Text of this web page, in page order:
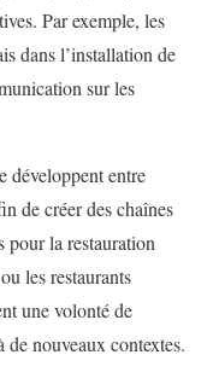
Par exemple, les
dans l’installation de
sur les
développent entre
de créer des chaînes
pour la restauration
les restaurants
une volonté de
de nouveaux contextes.